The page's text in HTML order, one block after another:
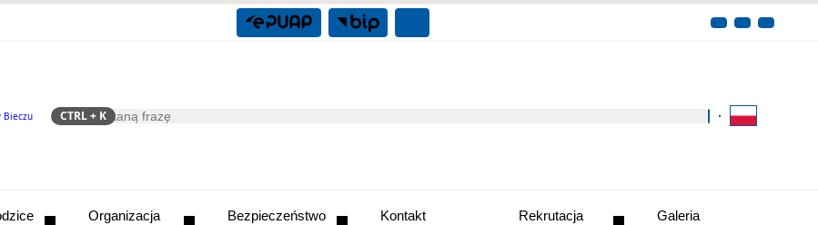
Bieczu Szukaj
CTRL+ K
Kliknij aby wyszukać za
Organizacja Bezpieczeństwo Kontakt Rekrutacja Galeria